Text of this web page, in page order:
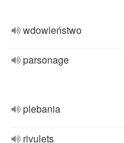
wdowieństwo
parsonage
plebania
rivulets